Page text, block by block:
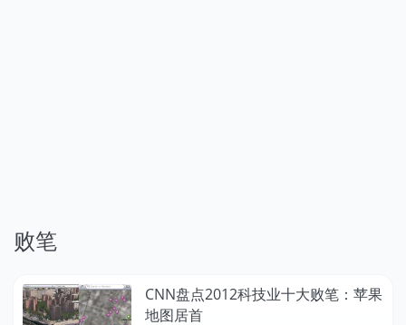
败笔
CNN盘点2012科技业十大败笔：苹果
地图居首